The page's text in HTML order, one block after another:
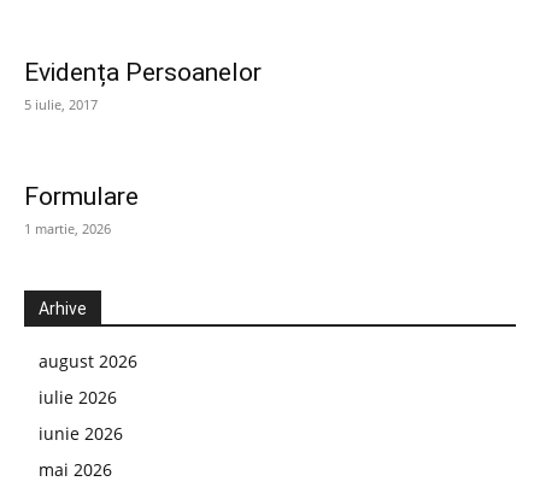
Evidența Persoanelor
5 iulie, 2017
Formulare
1 martie, 2026
Arhive
august 2026
iulie 2026
iunie 2026
mai 2026